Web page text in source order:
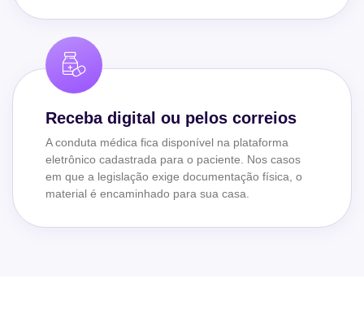
Receba digital ou pelos correios
A conduta médica fica disponível na plataforma
eletrônico cadastrada para o paciente. Nos casos
em que a legislação exige documentação física, o
material é encaminhado para sua casa.